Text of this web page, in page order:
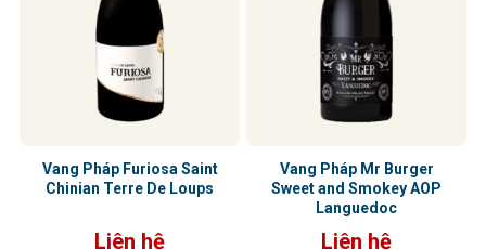
Vang Pháp Furiosa Saint
Chinian Terre De Loups
Liên hệ
Vang Pháp Mr Burger
Sweet and Smokey AOP
Languedoc
Liên hệ